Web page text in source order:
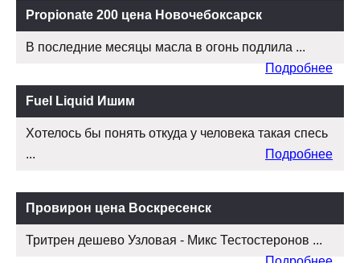
Propionate 200 цена Новочебоксарск
В последние месяцы масла в огонь подлила ...
Подробнее
Fuel Liquid Ишим
Хотелось бы понять откуда у человека такая спесь
...
Подробнее
Провирон цена Воскресенск
Тритрен дешево Узловая - Микс Тестостеронов ...